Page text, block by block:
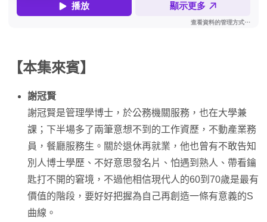
【本集來賓】
謝冠賢
謝冠賢是管理學博士，於公務機關服務，也在大學兼
課；下半場多了兩筆意想不到的工作資歷，不動產業務
員，餐廳服務生。關於退休再就業，他也曾有不敢告知
別人博士學歷、不好意思發名片、怕遇到熟人、帶看鑰
匙打不開的窘境，不過他相信現代人的60到70歲是最有
價值的階段，要好好把握為自己再創造一條有意義的S
曲線。